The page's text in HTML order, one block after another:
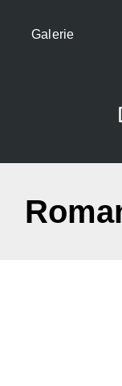
Galerie